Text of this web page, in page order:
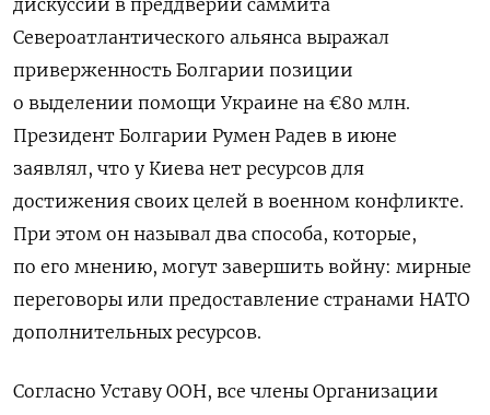
дискуссий в преддверии саммита
Североатлантического альянса выражал
приверженность Болгарии позиции
о выделении помощи Украине на €80 млн.
Президент Болгарии Румен Радев в июне
заявлял, что у Киева нет ресурсов для
достижения своих целей в военном конфликте.
При этом он называл два способа, которые,
по его мнению, могут завершить войну: мирные
переговоры или предоставление странами НАТО
дополнительных ресурсов.
Согласно Уставу ООН, все члены Организации